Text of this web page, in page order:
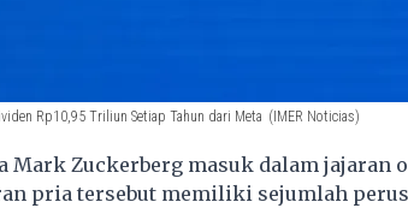
Rp10,95 Triliun Setiap Tahun dari Meta (IMER Noticias)
Mark Zuckerberg masuk dalam jajaran
pria tersebut memiliki sejumlah